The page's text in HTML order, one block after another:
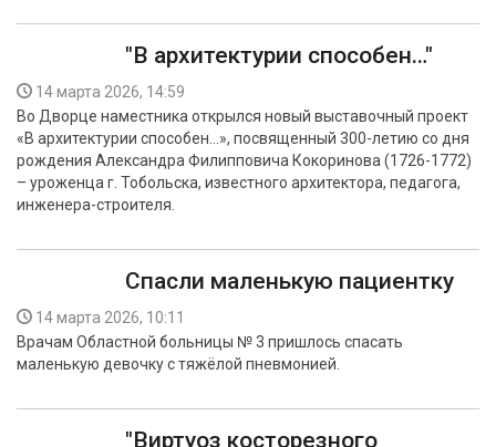
"В архитектурии способен…"
14 марта 2026, 14:59
Во Дворце наместника открылся новый выставочный проект
«В архитектурии способен…», посвященный 300-летию со дня
рождения Александра Филипповича Кокоринова (1726-1772)
– уроженца г. Тобольска, известного архитектора, педагога,
инженера-строителя.
Cпасли маленькую пациентку
14 марта 2026, 10:11
Врачам Областной больницы № 3 пришлось спасать
маленькую девочку с тяжёлой пневмонией.
"Виртуоз косторезного